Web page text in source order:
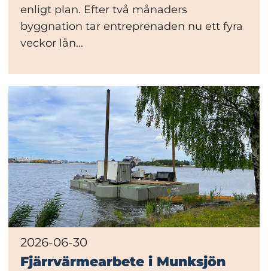
enligt plan. Efter två månaders
byggnation tar entreprenaden nu ett fyra
veckor lån...
2026-06-30
Fjärrvärmearbete i Munksjön